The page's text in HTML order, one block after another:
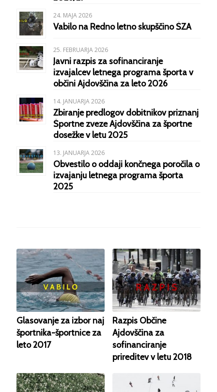
24. MAJA 2026
Vabilo na Redno letno skupščino ŠZA
25. FEBRUARJA 2026
Javni razpis za sofinanciranje
izvajalcev letnega programa športa v
občini Ajdovščina za leto 2026
14. JANUARJA 2026
Zbiranje predlogov dobitnikov priznanj
Športne zveze Ajdovščina za športne
dosežke v letu 2025
13. JANUARJA 2026
Obvestilo o oddaji končnega poročila o
izvajanju letnega programa športa
2025
Glasovanje za izbor naj
športnika-športnice za
leto 2017
Razpis Občine
Ajdovščina za
sofinanciranje
prireditev v letu 2018